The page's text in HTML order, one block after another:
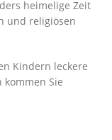
heimelige Zeit
und religiösen
Kindern leckere
kommen Sie